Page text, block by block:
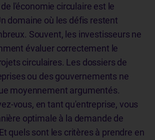
l'économie circulaire est le
domaine où les défis restent
Souvent, les investisseurs ne
évaluer correctement le
circulaires. Les dossiers de
ou des gouvernements ne
moyennement argumentés.
vous, en tant qu'entreprise, vous
optimale à la demande de
quels sont les critères à prendre en